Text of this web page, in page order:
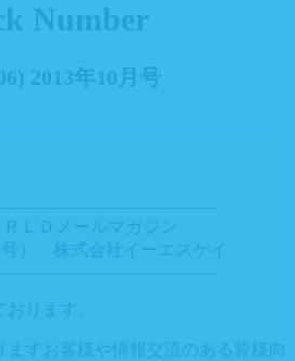
Number
2013年10月号
ＬＤメールマガジン
号） 株式会社イーエスケイ
ります。
ますお客様や情報交流のある皆様向